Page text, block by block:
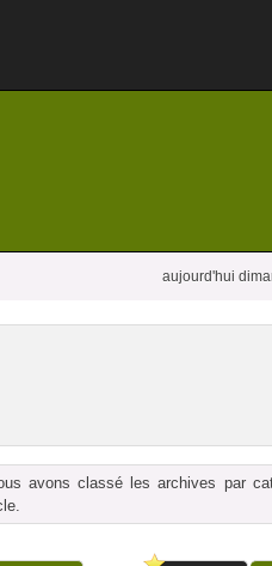
aujourd'hui
avons classé les archives par